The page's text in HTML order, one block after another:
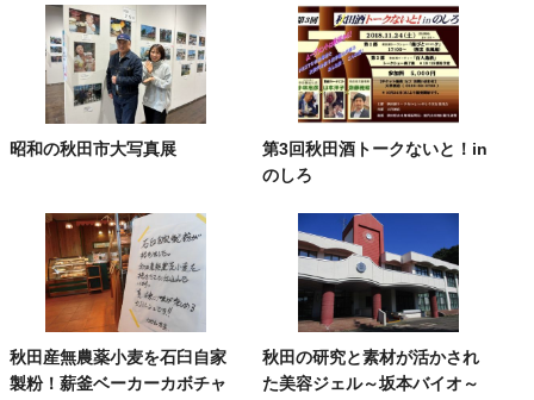
昭和の秋田市大写真展
第3回秋田酒トークないと！in
のしろ
秋田産無農薬小麦を石臼自家
製粉！薪釜ベーカーカボチャ
秋田の研究と素材が活かされ
た美容ジェル～坂本バイオ～